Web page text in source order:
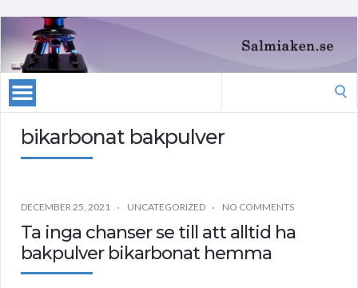
bikarbonat bakpulver
DECEMBER 25, 2021 UNCATEGORIZED NO COMMENTS
Ta inga chanser se till att alltid ha
bakpulver bikarbonat hemma